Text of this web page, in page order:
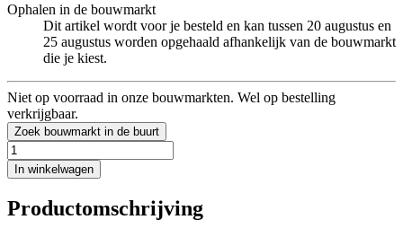
Ophalen in de bouwmarkt
Dit artikel wordt voor je besteld en kan tussen 20 augustus en
25 augustus worden opgehaald afhankelijk van de bouwmarkt
die je kiest.
Niet op voorraad in onze bouwmarkten. Wel op bestelling
verkrijgbaar.
Zoek bouwmarkt in de buurt
In winkelwagen
Productomschrijving